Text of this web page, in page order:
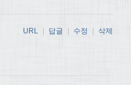
URL 답글 수정 삭제